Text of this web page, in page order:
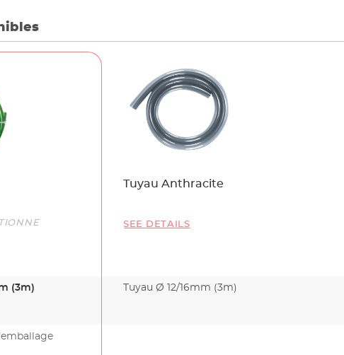
Tuyau Anthracite
SEE DETAILS
(3m) Tuyau Ø 12/16mm (3m)